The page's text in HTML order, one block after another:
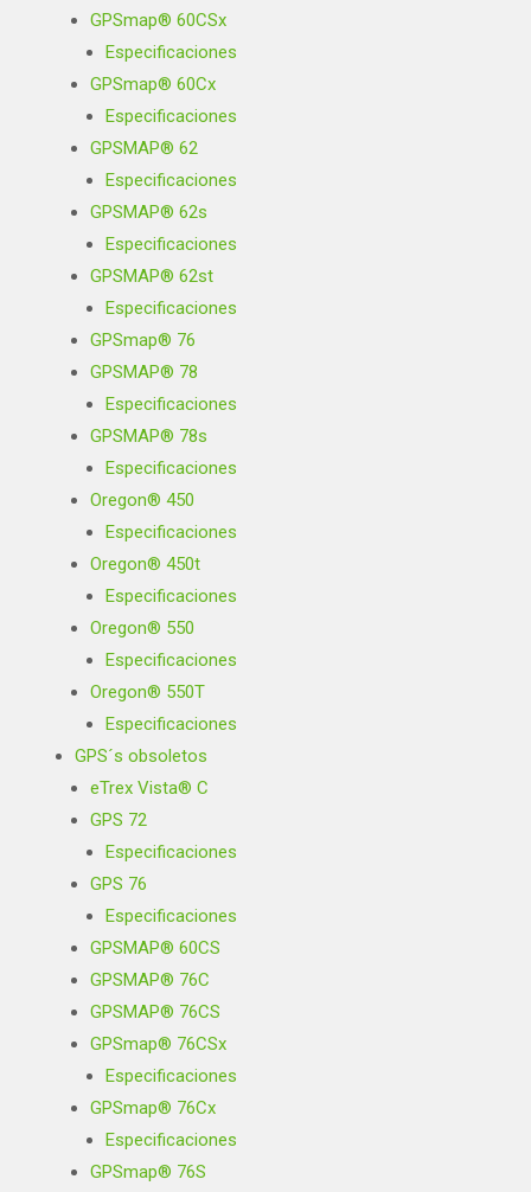
GPSmap® 60CSx
Especificaciones
GPSmap® 60Cx
Especificaciones
GPSMAP® 62
Especificaciones
GPSMAP® 62s
Especificaciones
GPSMAP® 62st
Especificaciones
GPSmap® 76
GPSMAP® 78
Especificaciones
GPSMAP® 78s
Especificaciones
Oregon® 450
Especificaciones
Oregon® 450t
Especificaciones
Oregon® 550
Especificaciones
Oregon® 550T
Especificaciones
GPS´s obsoletos
eTrex Vista® C
GPS 72
Especificaciones
GPS 76
Especificaciones
GPSMAP® 60CS
GPSMAP® 76C
GPSMAP® 76CS
GPSmap® 76CSx
Especificaciones
GPSmap® 76Cx
Especificaciones
GPSmap® 76S